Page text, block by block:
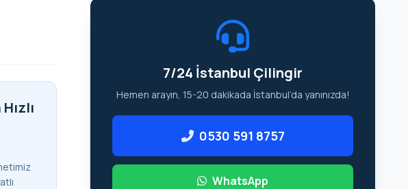
7/24 İstanbul Çilingir
Hemen arayın, 15-20 dakikada İstanbul’da yanınızda!
0530 591 8757
WhatsApp